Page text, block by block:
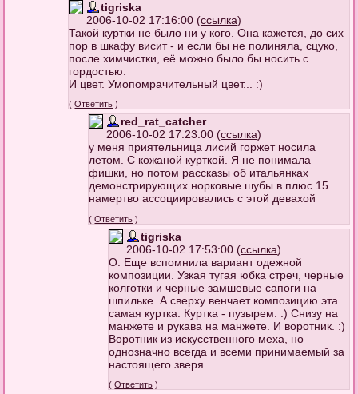
tigriska
2006-10-02 17:16:00 (ссылка)
Такой куртки не было ни у кого. Она кажется, до сих
пор в шкафу висит - и если бы не полиняла, сцуко,
после химчистки, её можно было бы носить с
гордостью.
И цвет. Умопомрачительный цвет... :)
(Ответить )
red_rat_catcher
2006-10-02 17:23:00 (ссылка)
у меня приятельница лисий горжет носила
летом. С кожаной курткой. Я не понимала
фишки, но потом рассказы об итальянках
демонстрирующих норковые шубы в плюс 15
намертво ассоциировались с этой девахой
(Ответить )
tigriska
2006-10-02 17:53:00 (ссылка)
О. Еще вспомнила вариант одежной
композиции. Узкая тугая юбка стреч, черные
колготки и черные замшевые сапоги на
шпильке. А сверху венчает композицию эта
самая куртка. Куртка - пузырем. :) Снизу на
манжете и рукава на манжете. И воротник. :)
Воротник из искусственного меха, но
однозначно всегда и всеми принимаемый за
настоящего зверя.
(Ответить )